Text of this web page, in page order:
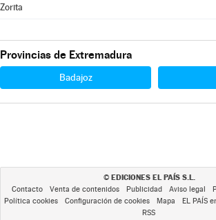
Zorita
Provincias de Extremadura
Badajoz
© EDICIONES EL PAÍS S.L.
Contacto Venta de contenidos Publicidad Aviso legal
Política cookies
Configuración de cookies Mapa EL PAÍS
RSS